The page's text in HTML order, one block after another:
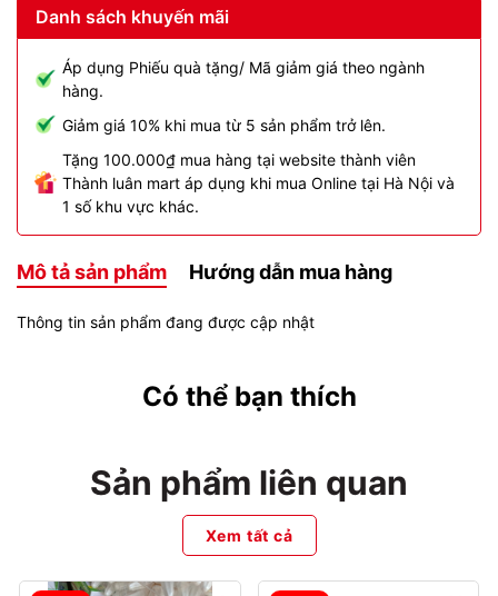
Danh sách khuyến mãi
Áp dụng Phiếu quà tặng/ Mã giảm giá theo ngành
hàng.
Giảm giá 10% khi mua từ 5 sản phẩm trở lên.
Tặng 100.000₫ mua hàng tại website thành viên
Thành luân mart áp dụng khi mua Online tại Hà Nội và
1 số khu vực khác.
Mô tả sản phẩm Hướng dẫn mua hàng
Thông tin sản phẩm đang được cập nhật
Có thể bạn thích
Sản phẩm liên quan
Xem tất cả